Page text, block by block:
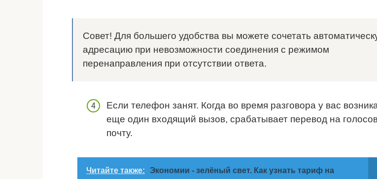
Совет! Для большего удобства вы можете сочетать
адресацию при невозможности соединения с режимом
перенаправления при отсутствии ответа.
Если телефон занят. Когда во время разговора у вас
еще один входящий вызов, срабатывает перевод на
почту.
Читайте также:
Экономии - зелёный свет. Как узнать тариф на